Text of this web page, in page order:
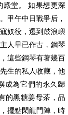
殿堂。 如果想更深
甲午中日戰爭后，
奴役，遷到鼓浪嶼
人早已作古，鋼琴
這些鋼琴有著幾百
生的私人收藏，他
成為它們的永久歸
的黑糖姜母茶，品
擺點閑龍門陣，時